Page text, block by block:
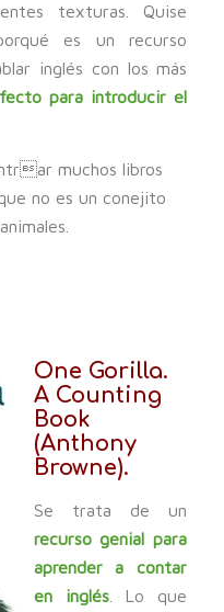
texturas. Quise
es un recurso
inglés con los más
para introducir el
muchos libros
no es un conejito
One Gorilla.
A Counting
Book
(Anthony
Browne).
Se trata de un
recurso genial para
aprender a contar
en inglés. Lo que